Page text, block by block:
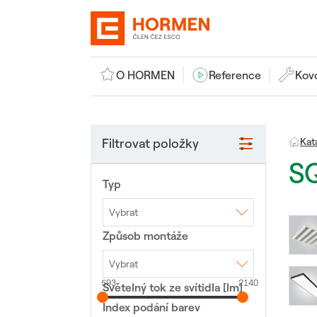
O HORMEN Reference
Filtrovat položky
Typ
Vybrat
svítidlo
Nouzové LED svítidlo
Veřejné osvětlení
Způsob montáže
Vybrat
Lištový systém
Montáž na sloup
Nástěnné
Polovestavné
Přisazené
Stojící lampa
Vestavné
Světelný tok ze svítidla [lm]
593 2140
Index podání barev